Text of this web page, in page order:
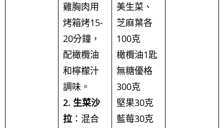
雞胸肉用
烤箱烤15-
20分鐘，
配橄欖油
和檸檬汁
調味。
2. 生菜沙
拉：混合
美生菜、
芝麻葉各
100克
橄欖油1匙
無糖優格
300克
堅果30克
藍莓30克